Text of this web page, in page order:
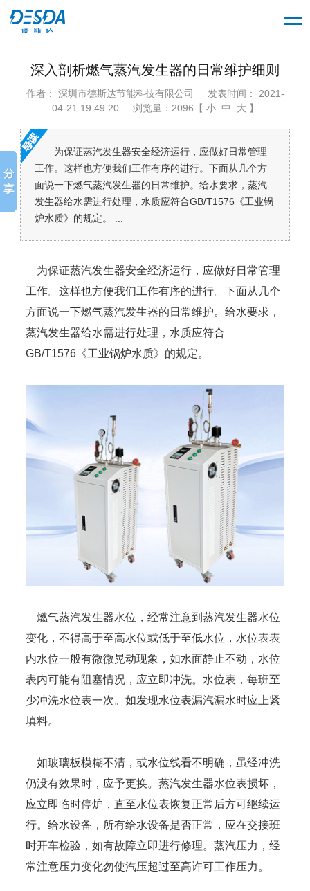
深入剖析燃气蒸汽发生器的日常维护细则
作者： 深圳市德斯达节能科技有限公司
发表时间： 2021-
04-21 19:49:20
浏览量：2096【 小 中 大 】
为保证蒸汽发生器安全经济运行，应做好日常管理
工作。这样也方便我们工作有序的进行。下面从几个方
面说一下燃气蒸汽发生器的日常维护。给水要求，蒸汽
发生器给水需进行处理，水质应符合GB/T1576《工业锅
炉水质》的规定。 ...
为保证蒸汽发生器安全经济运行，应做好日常管理
工作。这样也方便我们工作有序的进行。下面从几个
方面说一下燃气蒸汽发生器的日常维护。给水要求，
蒸汽发生器给水需进行处理，水质应符合
GB/T1576《工业锅炉水质》的规定。
燃气蒸汽发生器水位，经常注意到蒸汽发生器水位
变化，不得高于至高水位或低于至低水位，水位表表
内水位一般有微微晃动现象，如水面静止不动，水位
表内可能有阻塞情况，应立即冲洗。水位表，每班至
少冲洗水位表一次。如发现水位表漏汽漏水时应上紧
填料。
如玻璃板模糊不清，或水位线看不明确，虽经冲洗
仍没有效果时，应予更换。蒸汽发生器水位表损坏，
应立即临时停炉，直至水位表恢复正常后方可继续运
行。给水设备，所有给水设备是否正常，应在交接班
时开车检验，如有故障立即进行修理。蒸汽压力，经
常注意压力变化勿使汽压超过至高许可工作压力。